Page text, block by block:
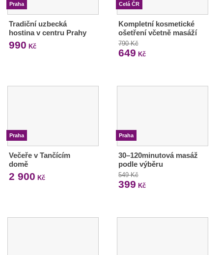
Praha
Tradiční uzbecká
hostina v centru Prahy
990 Kč
Celá ČR
Kompletní kosmetické
ošetření včetně masáží
790 Kč
649 Kč
Praha
Večeře v Tančícím
domě
2 900 Kč
Praha
30–120minutová masáž
podle výběru
549 Kč
399 Kč